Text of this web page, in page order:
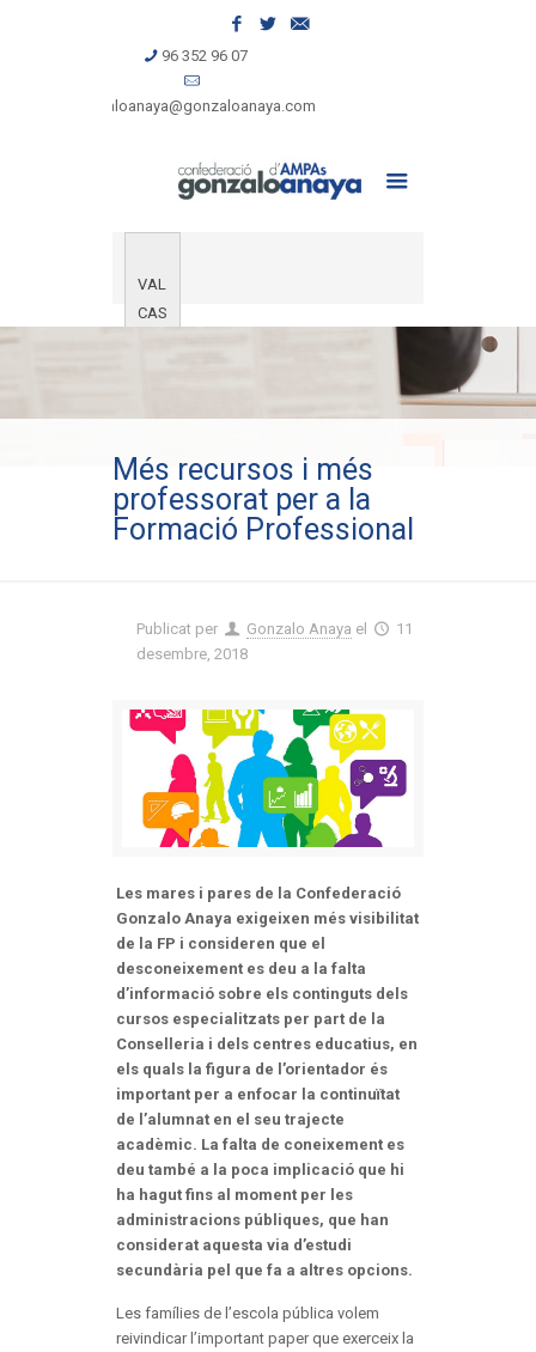
96 352 96 07
gonzaloanaya@gonzaloanaya.com
VAL
CAS
Més recursos i més
professorat per a la
Formació Professional
Publicat per Gonzalo Anaya el
11
desembre, 2018
Les mares i pares de la Confederació
Gonzalo Anaya exigeixen més visibilitat
de la FP i consideren que el
desconeixement es deu a la falta
d’informació sobre els continguts dels
cursos especialitzats per part de la
Conselleria i dels centres educatius, en
els quals la figura de l’orientador és
important per a enfocar la continuïtat
de l’alumnat en el seu trajecte
acadèmic. La falta de coneixement es
deu també a la poca implicació que hi
ha hagut fins al moment per les
administracions públiques, que han
considerat aquesta via d’estudi
secundària pel que fa a altres opcions.
Les famílies de l’escola pública volem
reivindicar l’important paper que exerceix la